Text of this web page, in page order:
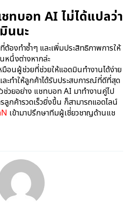
ทบอท AI ไม่ได้แปลว่า
นนะ
ต้องทำซ้ำๆ และเพิ่มประสิทธิภาพการให้
หนึ่งต่างหากล่ะ
มือนผู้ช่วยที่ช่วยให้แอดมินทำงานได้ง่าย
ะทำให้ลูกค้าได้รับประสบการณ์ที่ดีที่สุด
วยอย่าง แชทบอท AI มาทำงานคู่ไป
กค้ารวดเร็วยิ่งขึ้น ก็สามารถแอดไลน์
เข้ามาปรึกษาทีมผู้เชี่ยวชาญด้านแช